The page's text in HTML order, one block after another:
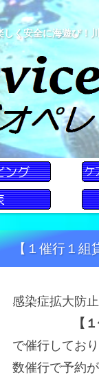
く安全に海遊び！
【１催行１組
感染症拡大防
【
で催行してお
数催行で予約